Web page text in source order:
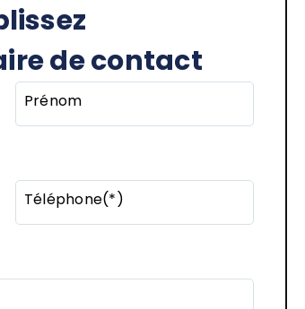
de contact
Prénom
Téléphone(*)